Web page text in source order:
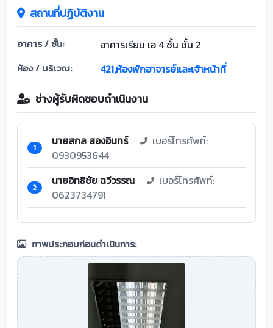
สถานที่ปฏิบัติงาน
อาคาร / ชั้น: อาคารเรียน เอ 4 ชั้น ชั้น 2
ห้อง / บริเวณ: 421,ห้องพักอาจารย์และเจ้าหน้าที่
ช่างผู้รับผิดชอบดำเนินงาน
1 นายสกล สองอินทร์
เบอร์โทรศัพท์:
0930953644
2 นายอิทธิชัย ฉวีวรรณ
เบอร์โทรศัพท์:
0623734791
ภาพประกอบก่อนดำเนินการ: